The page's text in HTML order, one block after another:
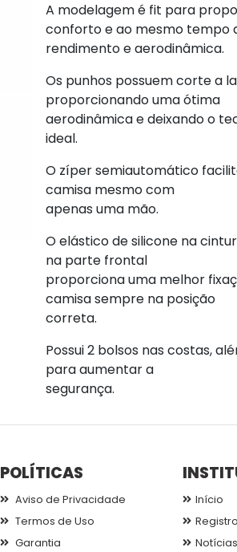
A modelagem é fit para
conforto e ao mesmo tempo
rendimento e aerodinâmica.
Os punhos possuem corte a
proporcionando uma ótima
aerodinâmica e deixando o
ideal.
O zíper semiautomático
camisa mesmo com
apenas uma mão.
O elástico de silicone na
na parte frontal
proporciona uma melhor
camisa sempre na posição
correta.
Possui 2 bolsos nas costas,
para aumentar a
segurança.
POLÍTICAS
Aviso de Privacidade
Termos de Uso
Garantia
Início
Notícias